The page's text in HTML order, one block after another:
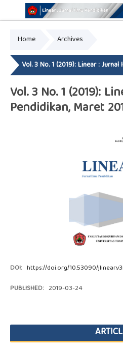
Home Archives
Vol. 3 No. 1 (2019): Linear :
Vol. 3 No. 1 (2019):
Pendidikan, Maret
DOI: https://doi.org/10.53090/
PUBLISHED: 2019-03-24